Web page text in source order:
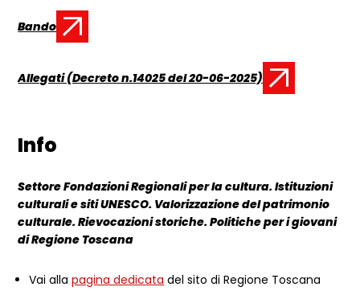
Documento:
Bando
Documento:
Allegati (Decreto n.14025 del 20-06-2025)
Info
Settore Fondazioni Regionali per la cultura. Istituzioni
culturali e siti UNESCO. Valorizzazione del patrimonio
culturale. Rievocazioni storiche. Politiche per i giovani
di Regione Toscana
Vai allapagina dedicata del sito di Regione Toscana